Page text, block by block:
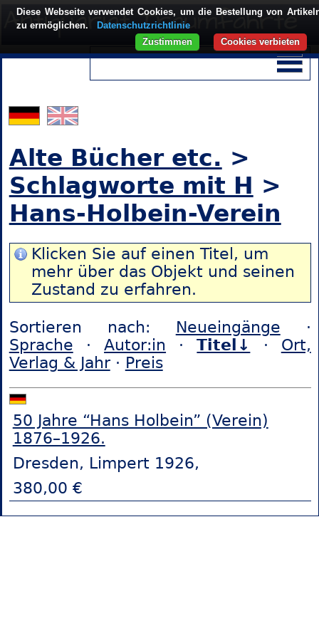
Alte Bücher etc. >
Schlagworte mit H >
Hans-Holbein-Verein
Klicken Sie auf einen Titel, um
mehr über das Objekt und seinen
Zustand zu erfahren.
Sortieren nach: Neueingänge ·
Sprache ·Autor:in ·Titel↓ · Ort,
Verlag & Jahr· Preis
50 Jahre “Hans Holbein” (Verein)
1876–1926.
Dresden, Limpert 1926,
380,00 €
Diese Webseite verwendet Cookies, um die Bestellung von
zu ermöglichen.
Datenschutzrichtlinie
Cookies verbieten
Zustimmen